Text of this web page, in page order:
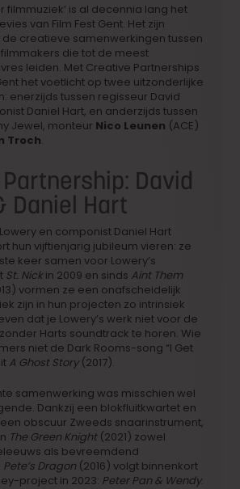
filmmuziek’ is al decennia lang het
van Film Fest Gent. Het zijn
creatieve samenwerkingen tussen
die tot de meest
leiden. Met Creative Partnerships
het voetlicht op twee uitzonderlijke
enerzijds tussen regisseur David
Daniel Hart, en anderzijds tussen
Jewel, monteur Nico Leunen (ACE)
Troch.
David
Daniel Hart
en componist Daniel Hart
hun vijftienjarig jubileum vieren: ze
keer samen voor Lowery’s
St. Nickin 2009 en sinds Aint Them
vormen ze een onafscheidelijk
zijn in hun projecten zo intrinsiek
dat je Lowery’s werk niet voor de
Harts soundtrack te horen. Wie
niet de Dark Rooms-song “I Get
A Ghost Story(2017).
samenwerking was misschien wel
Dankzij een blokfluitkwartet en
obscuur Zweeds snaarinstrument,
The Green Knight(2021) zowel
als bevreemdend
Pete’s Dragon (2016) volgt binnenkort
project in 2023: Peter Pan & Wendy.